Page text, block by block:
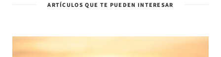
ARTÍCULOS QUE TE PUEDEN INTERESAR